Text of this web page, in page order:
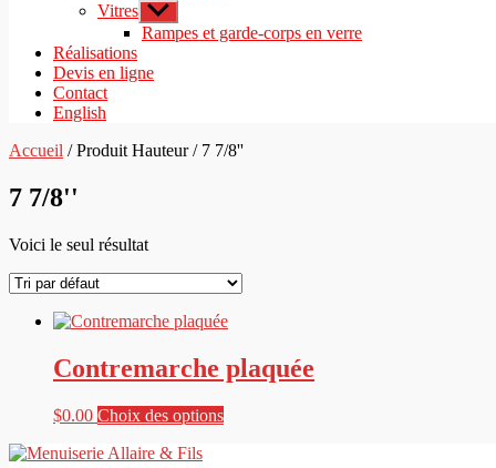
Vitres Afficher
le
sous-
Rampes et garde-corps en verre
Réalisations
Devis en ligne
Contact
English
Accueil / Produit Hauteur / 7 7/8''
7 7/8''
Voici le seul résultat
Contremarche plaquée
$0.00 Choix des optionsCe